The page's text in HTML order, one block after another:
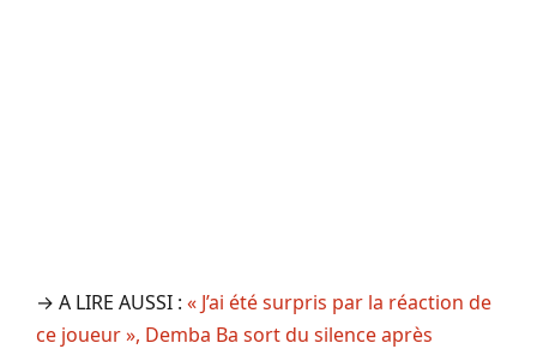
→ A LIRE AUSSI : « J’ai été surpris par la réaction de
ce joueur », Demba Ba sort du silence après